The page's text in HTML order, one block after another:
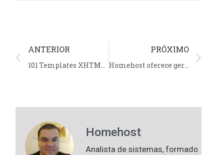
ANTERIOR
101 Templates XHTML + CSS grátis
PRÓXIMO
Homehost oferece gerador de boletos grátis
Homehost
Analista de sistemas, formado